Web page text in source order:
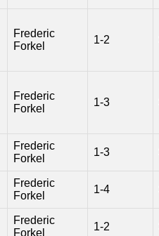
Frederic
Forkel
1-2
Frederic
Forkel
1-3
Frederic
Forkel
1-3
Frederic
Forkel
1-4
Frederic
Forkel
1-2